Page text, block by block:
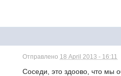
Отправлено 18 April 2013 - 16:11
Соседи, это здоово, что мы